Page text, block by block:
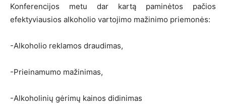
Konferencijos metu dar kartą paminėtos pačios
efektyviausios alkoholio vartojimo mažinimo priemonės:
-Alkoholio reklamos draudimas,
-Prieinamumo mažinimas,
-Alkoholinių gėrimų kainos didinimas